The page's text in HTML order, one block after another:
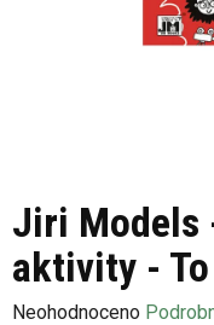
Jiri Models
aktivity -
Průměrné
Neohodnoceno